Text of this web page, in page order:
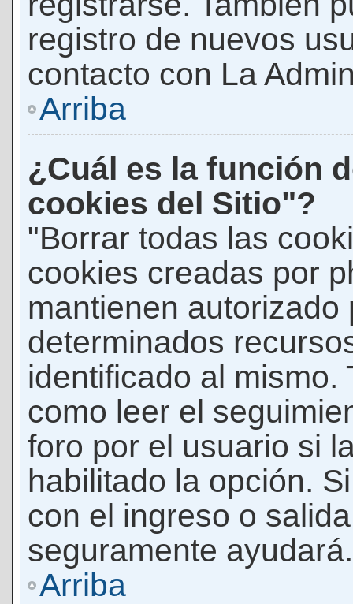
registro de nuevos
contacto con La
Arriba
¿Cuál es la función
cookies del Sitio"?
"Borrar todas las
cookies creadas por
mantienen autorizado
determinados
identificado al mismo.
como leer el
foro por el usuario si
habilitado la opción.
con el ingreso o
seguramente ayudará.
Arriba